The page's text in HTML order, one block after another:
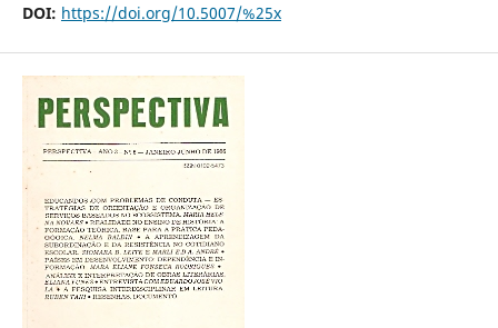
DOI: https://doi.org/10.5007/%25x